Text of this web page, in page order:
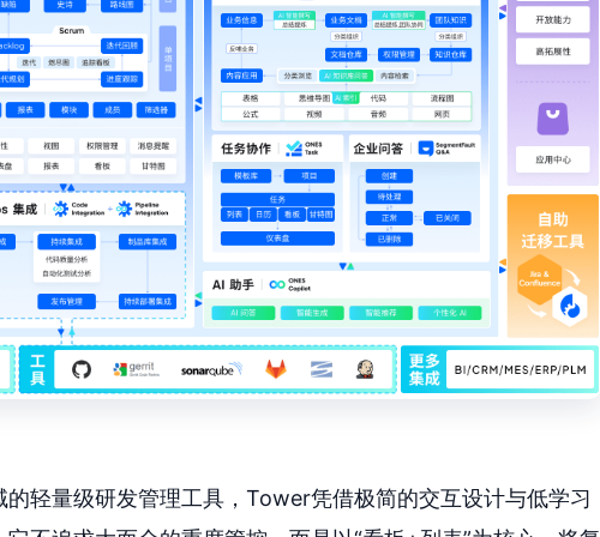
轻量级研发管理工具，Tower凭借极简的交互设计与低学习